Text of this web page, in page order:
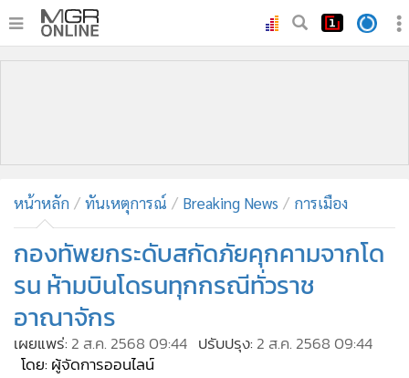
• บันเทิง
ผู้จัดการรายวัน
• คอลัมนิสต์
• ละคร
• CbizReview
• Cyber BIZ
หน้าหลัก ทันเหตุการณ์ Breaking News การเมือง
กองทัพยกระดับสกัดภัยคุกคามจากโด
รน ห้ามบินโดรนทุกกรณีทั่วราช
อาณาจักร
เผยแพร่: 2 ส.ค. 2568 09:44 ปรับปรุง: 2 ส.ค. 2568 09:44
โดย: ผู้จัดการออนไลน์